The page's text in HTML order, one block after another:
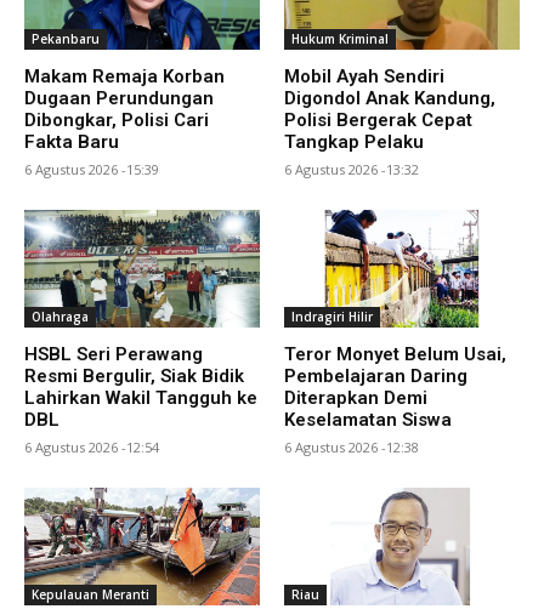
Pekanbaru
Makam Remaja Korban
Dugaan Perundungan
Dibongkar, Polisi Cari
Fakta Baru
6 Agustus 2026 -15:39
Hukum Kriminal
Mobil Ayah Sendiri
Digondol Anak Kandung,
Polisi Bergerak Cepat
Tangkap Pelaku
6 Agustus 2026 -13:32
Olahraga
HSBL Seri Perawang
Resmi Bergulir, Siak Bidik
Lahirkan Wakil Tangguh ke
DBL
6 Agustus 2026 -12:54
Indragiri Hilir
Teror Monyet Belum Usai,
Pembelajaran Daring
Diterapkan Demi
Keselamatan Siswa
6 Agustus 2026 -12:38
Kepulauan Meranti Riau